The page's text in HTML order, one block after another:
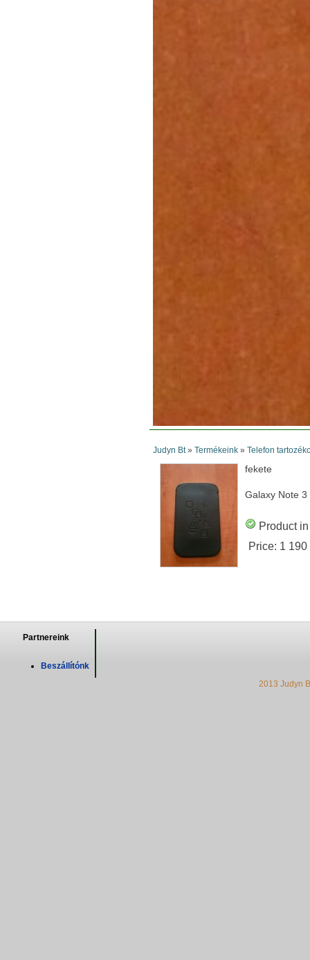
Judyn Bt» Termékeink» Telefon
fekete
Galaxy Note 3
Product
Price: 1
Partnereink
Beszállítónk
2013 Judyn